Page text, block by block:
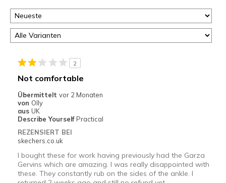
2
Not comfortable
Übermittelt vor 2 Monaten
von Olly
aus UK
Describe Yourself Practical
REZENSIERT BEI
skechers.co.uk
I bought these for work having previously had the Garza
Gervins which are amazing. I was really disappointed with
these. They constantly rub on the sides of the ankle. I